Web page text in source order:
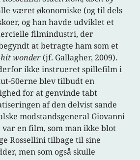
været økonomiske (og til dels
og han havde udviklet et
filmindustri, der
at betragte ham som et
wonder (jf. Gallagher, 2009).
ikke instrueret spillefilm i
50erne blev tilbudt en
for at genvinde tabt
af den delvist sande
modstandsgeneral Giovanni
var en film, som man ikke blot
Rossellini tilbage til sine
men som også skulle